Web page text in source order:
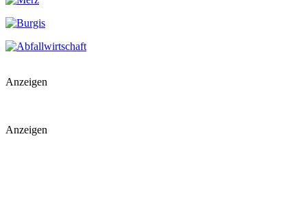
Anzeigen
Anzeigen